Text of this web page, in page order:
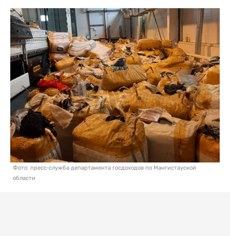
Фото: пресс-служба департамента госдоходов по Мангистауской
области